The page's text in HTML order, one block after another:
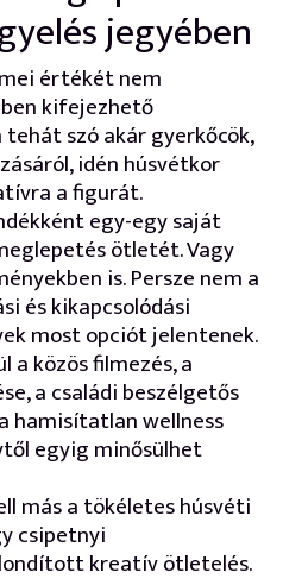
jegyében
értékét nem
kifejezhető
szó akár gyerkőcök,
idén húsvétkor
a figurát.
egy-egy saját
ötletét. Vagy
is. Persze nem a
és kikapcsolódási
most opciót jelentenek.
közös filmezés, a
a családi beszélgetős
hamisítatlan wellness
egyig minősülhet
más a tökéletes húsvéti
csipetnyi
kreatív ötletelés.